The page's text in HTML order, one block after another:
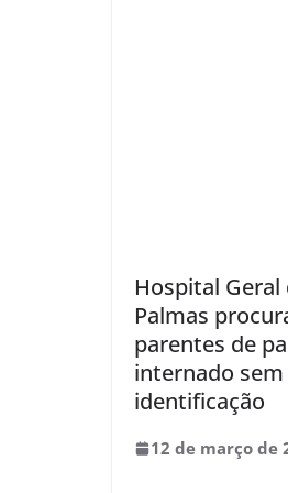
Hospital Geral
Palmas
parentes de
internado sem
identificação
12 de março de